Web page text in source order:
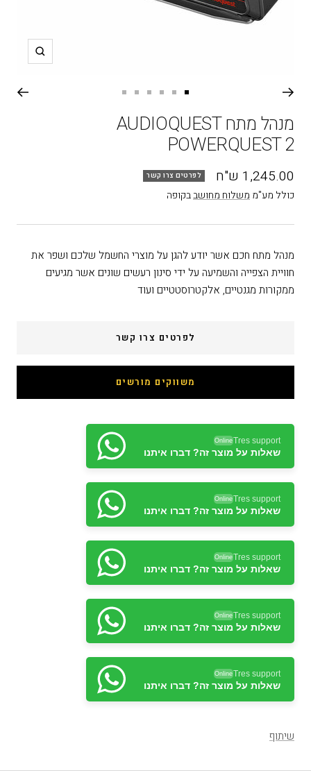
תקריב
שקופית
1
שקופית
2
שקופית
3
שקופית
4
שקופית
5
שקופית
6
מנהל מתח AUDIOQUEST
POWERQUEST 2
מחיר
בהנחה
1,245.00 ש"ח לפרטים צרו קשר
כולל מע"מ משלוח מחושבבקופה
מנהל מתח חכם אשר יודע להגן על מוצרי החשמל שלכם ושפר את
חוויית הצפייה והשמיעה על ידי סינון רעשים שונים אשר מגיעים
ממקורות מגנטיים, אלקטרוסטטיים ועוד
לפרטים צרו קשר
משווקים מורשים
Tres support
Online
שאלות על מוצר זה? דברו איתנו
Tres support
Online
שאלות על מוצר זה? דברו איתנו
Tres support
Online
שאלות על מוצר זה? דברו איתנו
Tres support
Online
שאלות על מוצר זה? דברו איתנו
Tres support
Online
שאלות על מוצר זה? דברו איתנו
שיתוף